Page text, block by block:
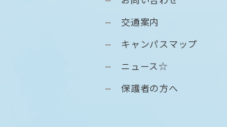
交通案内
キャンパスマップ
ニュース☆
保護者の方へ